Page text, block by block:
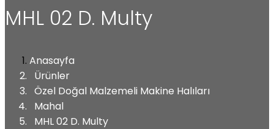
MHL 02 D. Multy
Anasayfa
Ürünler
Özel Doğal Malzemeli Makine Halıları
Mahal
MHL 02 D. Multy